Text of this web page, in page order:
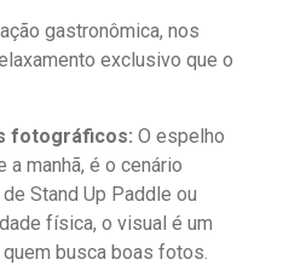
gastronômica, nos
exclusivo que o
fotográficos: O espelho
a manhã, é o cenário
Stand Up Paddle ou
física, o visual é um
busca boas fotos.